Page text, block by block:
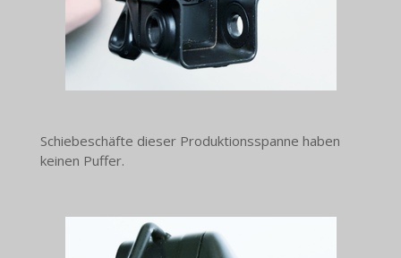
Schiebeschäfte dieser Produktionsspanne haben
keinen Puffer.